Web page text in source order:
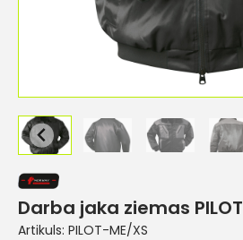
Darba jaka ziemas PILOT
Artikuls: PILOT-ME/XS